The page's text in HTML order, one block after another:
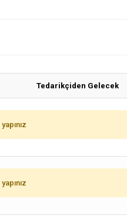
Tedarikçiden Gelecek
yapınız
yapınız